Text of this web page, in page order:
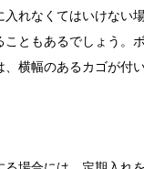
入れなくてはいけない
こともあるでしょう。
横幅のあるカゴが付